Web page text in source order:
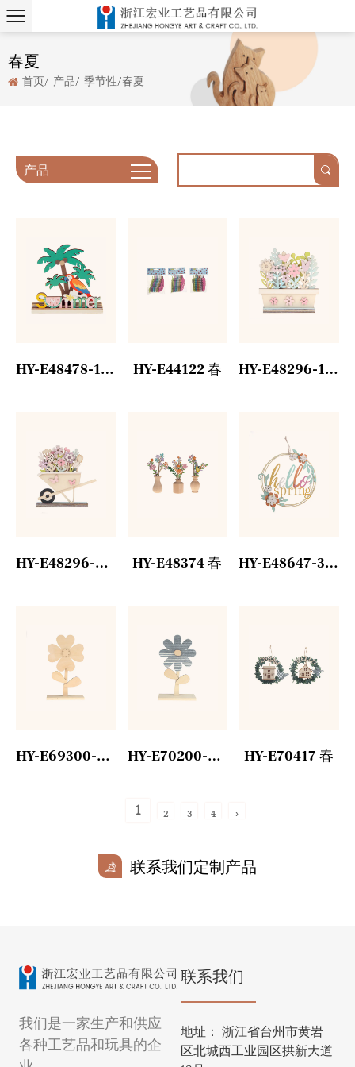
春夏
首页/ 产品/ 季节性/春夏
产品
HY-E48478-1 鹦鹉装饰 HY-E44122 春 HY-E48296-1 春
HY-E48296-2 春 HY-E48374 春 HY-E48647-3 春
HY-E69300-2 春 HY-E70200-2 春 HY-E70417 春
1 2 3 4 ›
联系我们定制产品
我们是一家生产和供应
各种工艺品和玩具的企
联系我们
地址：浙江省台州市黄岩
区北城西工业园区拱新大道